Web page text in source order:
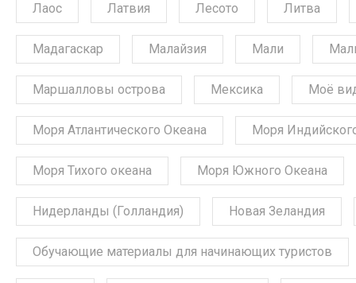
Лаос Латвия Лесото Литва
Мадагаскар Малайзия Мали
Маршалловы острова Мексика Моё
Моря Атлантического Океана Моря
Моря Тихого океана Моря Южного Океана
Нидерланды (Голландия) Новая Зеландия
Обучающие материалы для начинающих туристов